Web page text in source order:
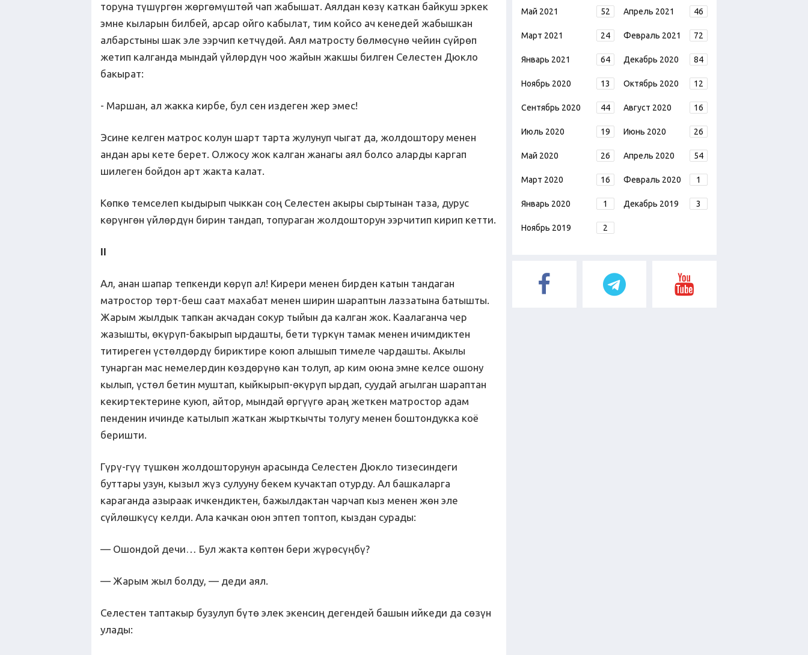
торуна түшүргөн жөргөмүштөй чап жабышат. Аялдан көзү каткан байкуш эркек
эмне кыларын билбей, арсар ойго кабылат, тим койсо ач кенедей жабышкан
албарстыны шак эле ээрчип кетчүдөй. Аял матросту бөлмөсүнө чейин сүйрөп
жетип калганда мындай үйлөрдүн чоо жайын жакшы билген Селестен Дюкло
бакырат:
- Маршан, ал жакка кирбе, бул сен издеген жер эмес!
Эсине келген матрос колун шарт тарта жулунуп чыгат да, жолдоштору менен
андан ары кете берет. Олжосу жок калган жанагы аял болсо аларды каргап
шилеген бойдон арт жакта калат.
Көпкө темселеп кыдырып чыккан соң Селестен акыры сыртынан таза, дурус
көрүнгөн үйлөрдүн бирин тандап, топураган жолдошторун ээрчитип кирип кетти.
II
Ал, анан шапар тепкенди көрүп ал! Кирери менен бирден катын тандаган
матростор төрт-беш саат махабат менен ширин шараптын лаззатына батышты.
Жарым жылдык тапкан акчадан сокур тыйын да калган жок. Каалаганча чер
жазышты, өкүрүп-бакырып ырдашты, бети түркүн тамак менен ичимдиктен
титиреген үстөлдөрдү бириктире коюп алышып тимеле чардашты. Акылы
тунарган мас немелердин көздөрүнө кан толуп, ар ким оюна эмне келсе ошону
кылып, үстөл бетин муштап, кыйкырып-өкүрүп ырдап, суудай агылган шараптан
кекиртектерине куюп, айтор, мындай өргүүгө араң жеткен матростор адам
пенденин ичинде катылып жаткан жырткычты толугу менен боштондукка коё
беришти.
Гүрү-гүү түшкөн жолдошторунун арасында Селестен Дюкло тизесиндеги
буттары узун, кызыл жүз сулууну бекем кучактап отурду. Ал башкаларга
караганда азыраак ичкендиктен, бажылдактан чарчап кыз менен жөн эле
сүйлөшкүсү келди. Ала качкан оюн эптеп топтоп, кыздан сурады:
— Ошондой дечи… Бул жакта көптөн бери жүрөсүңбү?
— Жарым жыл болду, — деди аял.
Селестен таптакыр бузулуп бүтө элек экенсиң дегендей башын ийкеди да сөзүн
улады:
Май 2021 52 Апрель 2021 46
Март 2021 24 Февраль 2021 72
Январь 2021 64 Декабрь 2020 84
Ноябрь 2020 13 Октябрь 2020 12
Сентябрь 2020 44 Август 2020 16
Июль 2020 19 Июнь 2020 26
Май 2020 26 Апрель 2020 54
Март 2020 16 Февраль 2020 1
Январь 2020 1 Декабрь 2019 3
Ноябрь 2019 2